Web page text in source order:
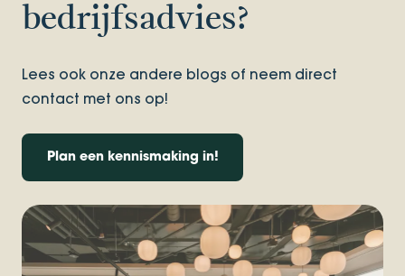
bedrijfsadvies?
Lees ook onze andere blogs of neem direct
contact met ons op!
Plan een kennismaking in!